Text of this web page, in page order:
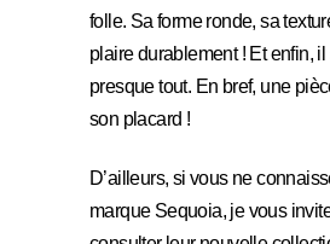
folle. Sa forme ronde, sa
plaire durablement ! Et enfin, il
presque tout. En bref, une
son placard !
D’ailleurs, si vous ne
marque Sequoia, je vous